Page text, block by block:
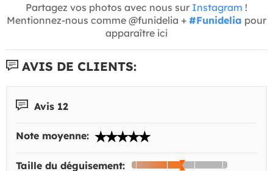
Partagez vos photos avec nous sur Instagram !
Mentionnez-nous comme @funidelia + #Funidelia pour
apparaître ici
AVIS DE CLIENTS:
Avis 12
Note moyenne:
Taille du déguisement: